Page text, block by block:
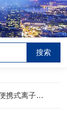
式离子浓度计